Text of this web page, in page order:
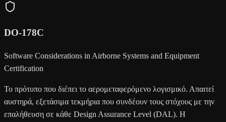
DO-178C
Software Considerations in Airborne Systems and Equipment
Certification
Το πρότυπο που διέπει το αερομεταφερόμενο λογισμικό. Απαιτεί
αυστηρά, εξετάσιμα τεκμήρια που συνδέουν τους στόχους με την
επαλήθευση σε κάθε Design Assurance Level (DAL). Η